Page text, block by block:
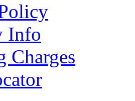
Info
Charges